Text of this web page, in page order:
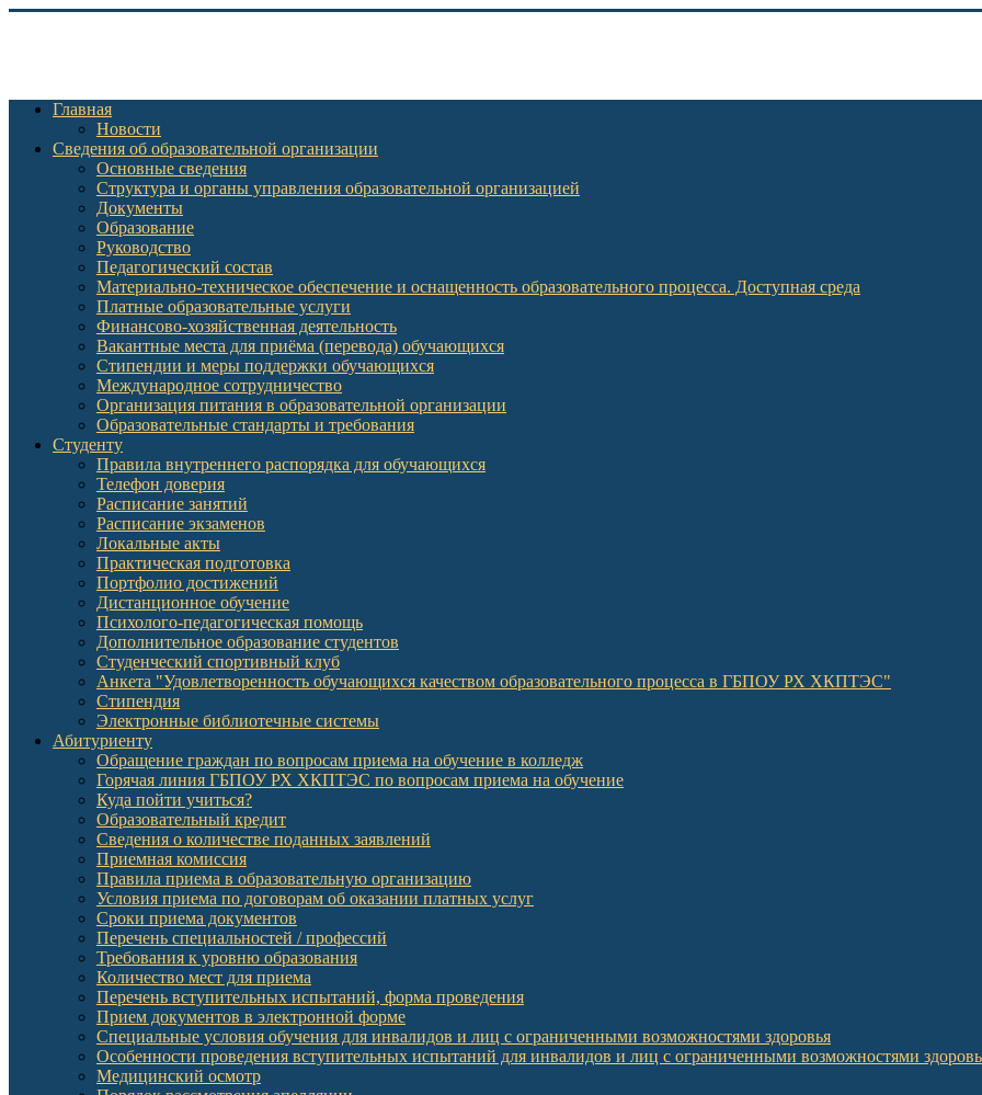
Главная
Новости
Сведения об образовательной организации
Основные сведения
Структура и органы управления образовательной организацией
Документы
Образование
Руководство
Педагогический состав
Материально-техническое обеспечение и оснащенность образовательного процесса. Доступная среда
Платные образовательные услуги
Финансово-хозяйственная деятельность
Вакантные места для приёма (перевода) обучающихся
Стипендии и меры поддержки обучающихся
Международное сотрудничество
Организация питания в образовательной организации
Образовательные стандарты и требования
Студенту
Правила внутреннего распорядка для обучающихся
Телефон доверия
Расписание занятий
Расписание экзаменов
Локальные акты
Практическая подготовка
Портфолио достижений
Дистанционное обучение
Психолого-педагогическая помощь
Дополнительное образование студентов
Студенческий спортивный клуб
Анкета "Удовлетворенность обучающихся качеством образовательного процесса в ГБПОУ РХ ХКПТЭС"
Стипендия
Электронные библиотечные системы
Абитуриенту
Обращение граждан по вопросам приема на обучение в колледж
Горячая линия ГБПОУ РХ ХКПТЭС по вопросам приема на обучение
Куда пойти учиться?
Образовательный кредит
Сведения о количестве поданных заявлений
Приемная комиссия
Правила приема в образовательную организацию
Условия приема по договорам об оказании платных услуг
Сроки приема документов
Перечень специальностей / профессий
Требования к уровню образования
Количество мест для приема
Перечень вступительных испытаний, форма проведения
Прием документов в электронной форме
Специальные условия обучения для инвалидов и лиц с ограниченными возможностями здоровья
Особенности проведения вступительных испытаний для инвалидов и лиц с ограниченными возможностями
Медицинский осмотр